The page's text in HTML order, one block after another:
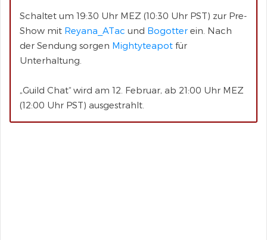
Schaltet um 19:30 Uhr MEZ (10:30 Uhr PST) zur Pre-
Show mit Reyana_ATac und Bogotter ein. Nach
der Sendung sorgen Mightyteapot für
Unterhaltung.
„Guild Chat“ wird am 12. Februar, ab 21:00 Uhr MEZ
(12:00 Uhr PST) ausgestrahlt.